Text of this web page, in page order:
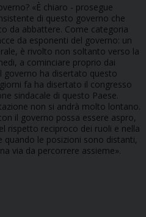
«È chiaro - prosegue
di questo governo che
da abbattere. Come categoria
da esponenti del governo: un
è rivolto non soltanto verso la
a cominciare proprio dai
governo ha disertato questo
fa ha disertato il congresso
sindacale di questo Paese.
non si andrà molto lontano.
il governo possa essere aspro,
rispetto reciproco dei ruoli e nella
quando le posizioni sono distanti,
via da percorrere assieme».